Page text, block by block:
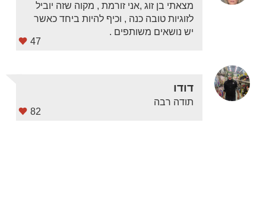
47
מצאתי בן זוג ,אני זורמת , מקוה שזה יוביל
לזוגיות טובה כנה , וכיף להיות ביחד כאשר
יש נושאים משותפים .
82
דודו
תודה רבה